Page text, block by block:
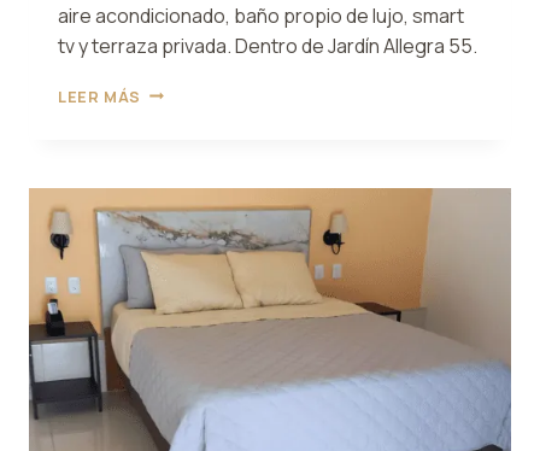
aire acondicionado, baño propio de lujo, smart
tv y terraza privada. Dentro de Jardín Allegra 55.
LEER MÁS HABITACIÓN